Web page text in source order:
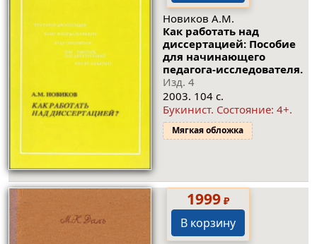
Новиков A.M.
Как работать над
диссертацией: Пособие
для начинающего
педагога-исследователя.
Изд. 4
2003. 104 с.
Букинист. Состояние: 4+.
Мягкая обложка
1999₽
В корзину